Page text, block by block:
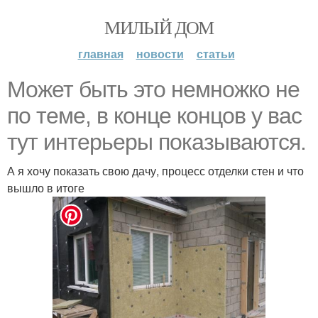
МИЛЫЙ ДОМ
главная новости статьи
Может быть это немножко не
по теме, в конце концов у вас
тут интерьеры показываются.
А я хочу показать свою дачу, процесс отделки стен и что
вышло в итоге